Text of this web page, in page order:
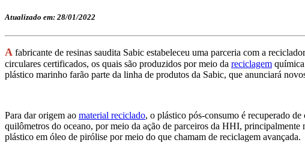
Atualizado em: 28/01/2022
A fabricante de resinas saudita Sabic estabeleceu uma parceria com a
circulares certificados, os quais são produzidos por meio da reciclagem
plástico marinho farão parte da linha de produtos da Sabic, que anunciará
Para dar origem ao material reciclado, o plástico pós-consumo é recuperado
quilômetros do oceano, por meio da ação de parceiros da HHI,
plástico em óleo de pirólise por meio do que chamam de reciclagem avançada.